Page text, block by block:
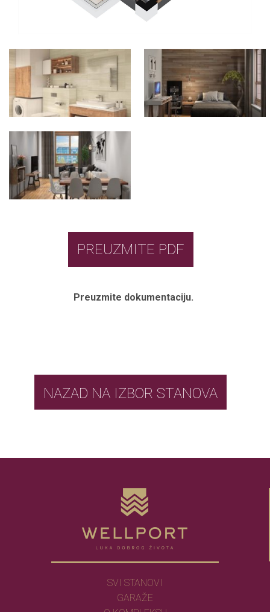
PREUZMITE PDF
Preuzmite dokumentaciju.
NAZAD NA IZBOR STANOVA
SVI STANOVI
GARAŽE